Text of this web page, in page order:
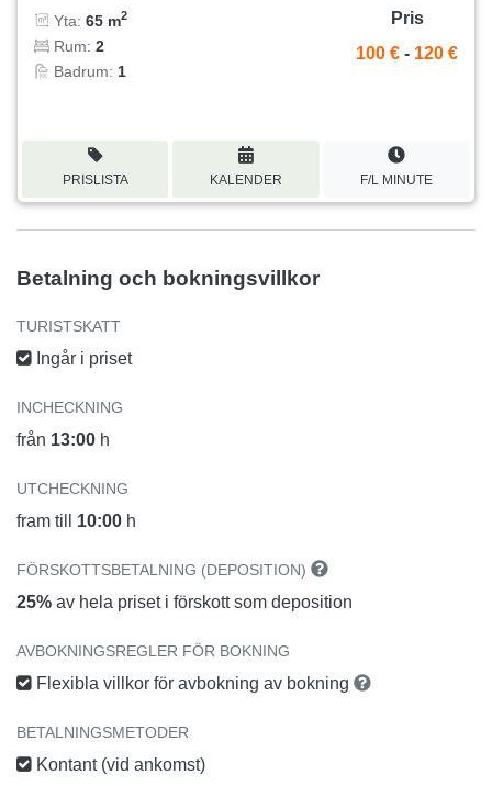
Yta: 65 m2
Rum: 2
Badrum: 1
Pris
100 € - 120 €
PRISLISTA KALENDER F/L MINUTE
Betalning och bokningsvillkor
TURISTSKATT
Ingår i priset
INCHECKNING
från 13:00 h
UTCHECKNING
fram till 10:00 h
FÖRSKOTTSBETALNING (DEPOSITION)
25% av hela priset i förskott som deposition
AVBOKNINGSREGLER FÖR BOKNING
Flexibla villkor för avbokning av bokning
BETALNINGSMETODER
Kontant (vid ankomst)